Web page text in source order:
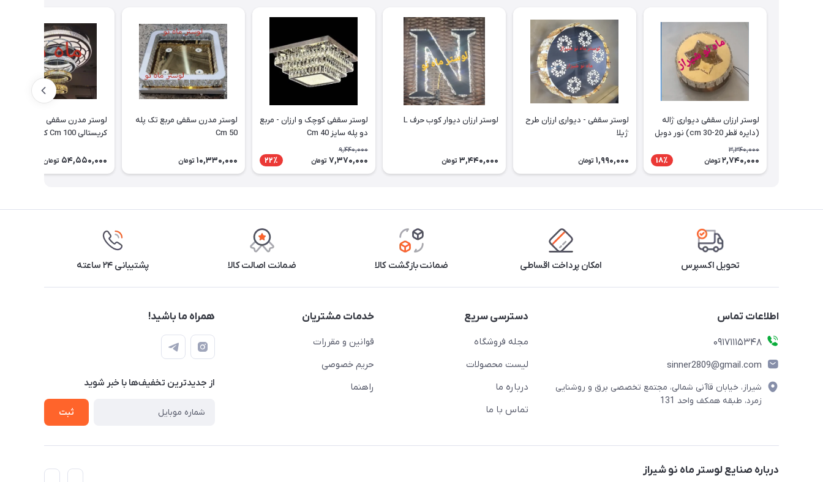
لوستر ارزان سقفی دیواری ژاله
(دایره قطر 20-30 cm) نور دوبل
3,340,000
2,740,000 تومان 18٪
لوستر سقفی - دیواری ارزان طرح
ژیلا
1,990,000 تومان
لوستر ارزان دیوار کوب حرف L
3,440,000 تومان
لوستر سقفی کوچک و ارزان - مربع
دو پله سایز Cm 40
9,440,000
7,370,000 تومان 22٪
لوستر مدرن سقفی مربع تک پله
50 Cm
10,330,000 تومان
لوستر مدرن سقفی - آویزی
کریستالی 100 Cm کد 3_441
54,550,000 تومان
تحویل اکسپرس امکان پرداخت اقساطی ضمانت بازگشت کالا ضمانت اصالت کالا پشتیبانی ۲۴ ساعته
اطلاعات تماس
09171115348
sinner2809@gmail.com
شیراز، خیابان قاآنی شمالی، مجتمع تخصصی برق و روشنایی
زمرد، طبقه همکف واحد 131
دسترسی سریع
مجله فروشگاه
لیست محصولات
درباره ما
تماس با ما
خدمات مشتریان
قوانین و مقررات
حریم خصوصی
راهنما
همراه ما باشید!
از جدید‌ترین تخفیف‌ها با‌ خبر شوید
ثبت
درباره صنایع لوستر ماه نو شیراز